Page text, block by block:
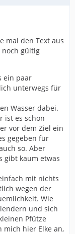
mal den Text aus
gültig
ein paar
unterwegs für
Wasser dabei.
ist es schon
vor dem Ziel ein
gegeben für
so. Aber
gibt kaum etwas
mit nichts
wegen der
Wie
und sich
Pfütze
mich hier Elke an,